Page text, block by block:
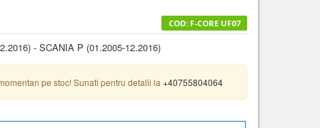
COD: F-CORE UF07
- SCANIA P (01.2005-12.2016)
pe stoc! Sunati pentru detalii la+40755804064